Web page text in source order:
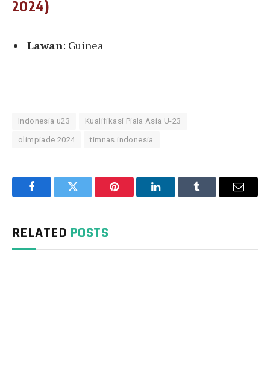
2024)
Lawan: Guinea
Indonesia u23 Kualifikasi Piala Asia U-23
olimpiade 2024 timnas indonesia
FacebookTwitter Pinterest LinkedInTumblr Email
RELATED POSTS